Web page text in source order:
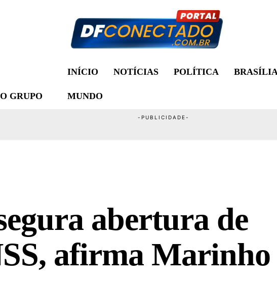
GRUPO
INÍCIO NOTÍCIAS POLÍTICA
MUNDO
abertura de
afirma Marinho